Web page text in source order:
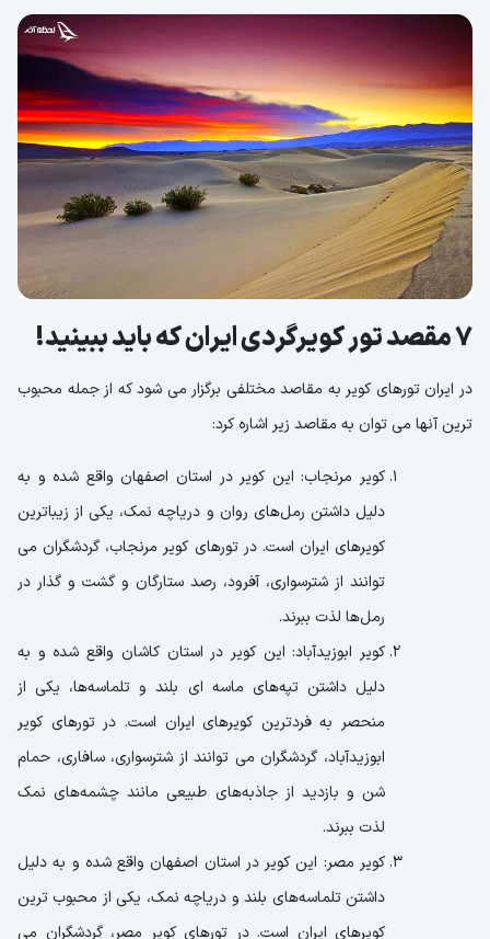
7 مقصد تور کویرگردی ایران که باید ببینید!
در ایران تورهای کویر به مقاصد مختلفی برگزار می شود که از جمله محبوب
ترین آنها می توان به مقاصد زیر اشاره کرد:
کویر مرنجاب: این کویر در استان اصفهان واقع شده و به
دلیل داشتن رمل‌های روان و دریاچه نمک، یکی از زیباترین
کویرهای ایران است. در تورهای کویر مرنجاب، گردشگران می
توانند از شترسواری، آفرود، رصد ستارگان و گشت و گذار در
رمل‌ها لذت ببرند.
کویر ابوزیدآباد: این کویر در استان کاشان واقع شده و به
دلیل داشتن تپه‌های ماسه ای بلند و تلماسه‌ها، یکی از
منحصر به فردترین کویرهای ایران است. در تورهای کویر
ابوزیدآباد، گردشگران می توانند از شترسواری، سافاری، حمام
شن و بازدید از جاذبه‌های طبیعی مانند چشمه‌های نمک
لذت ببرند.
کویر مصر: این کویر در استان اصفهان واقع شده و به دلیل
داشتن تلماسه‌های بلند و دریاچه نمک، یکی از محبوب ترین
کویرهای ایران است. در تورهای کویر مصر، گردشگران می